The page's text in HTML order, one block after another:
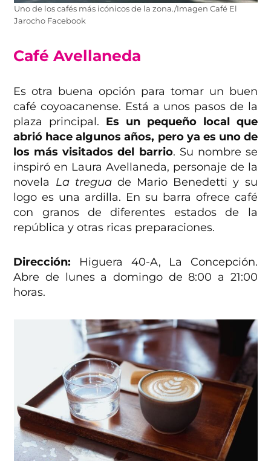
Uno de los cafés más icónicos de la zona./Imagen Café El
Jarocho Facebook
Café Avellaneda
Es otra buena opción para tomar un buen
café coyoacanense. Está a unos pasos de la
plaza principal. Es un pequeño local que
abrió hace algunos años, pero ya es uno de
los más visitados del barrio. Su nombre se
inspiró en Laura Avellaneda, personaje de la
novela La tregua de Mario Benedetti y su
logo es una ardilla. En su barra ofrece café
con granos de diferentes estados de la
república y otras ricas preparaciones.
Dirección: Higuera 40-A, La Concepción.
Abre de lunes a domingo de 8:00 a 21:00
horas.